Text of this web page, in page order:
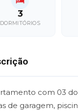
3
DORMITÓRIOS
com 03
de garagem,